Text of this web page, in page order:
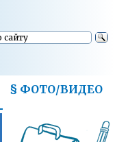
§ ФОТО/ВИДЕО